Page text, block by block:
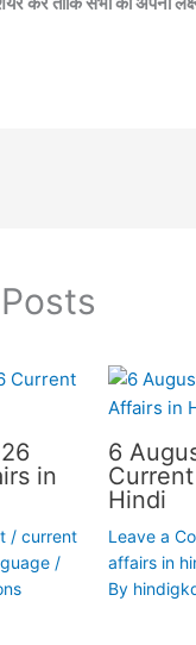
in
/ current
/
6
Hindi
Leave a
affairs in
By